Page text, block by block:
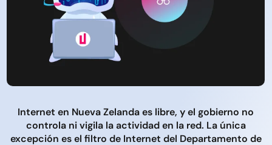
Internet en Nueva Zelanda es libre, y el gobierno no
controla ni vigila la actividad en la red. La única
excepción es el filtro de Internet del Departamento de